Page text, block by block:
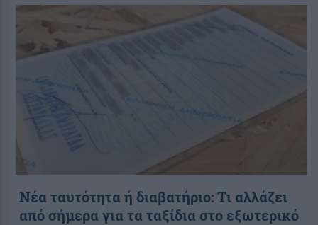
Νέα ταυτότητα ή διαβατήριο: Τι αλλάζει
από σήμερα για τα ταξίδια στο εξωτερικό